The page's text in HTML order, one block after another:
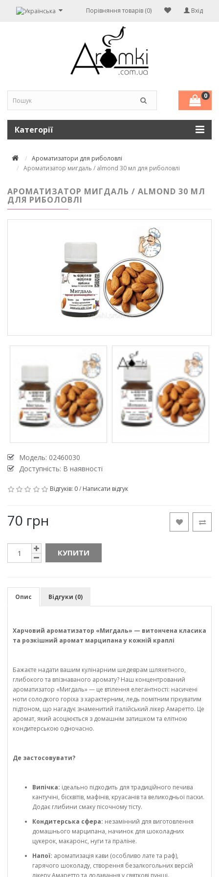
Вхід
Порівняння товарів (0)
0
Категорії
Ароматизатори для риболовлі
Ароматизатор мигдаль / almond 30 мл для риболовлі
АРОМАТИЗАТОР МИГДАЛЬ / ALMOND 30 МЛ
ДЛЯ РИБОЛОВЛІ
Модель: 02460030
Доступність: В наявності
Відгуків: 0/ Написати відгук
70 грн
КУПИТИ
Опис Відгуки (0)
Харчовий ароматизатор «Мигдаль» — витончена класика
та розкішний аромат марципана у кожній краплі
Бажаєте надати вашим кулінарним шедеврам шляхетного,
глибокого та впізнаваного аромату? Наш концентрований
ароматизатор «Мигдаль» — це втілення елегантності: насичені
ноти солодкого горіха з характерним, ледь помітним гіркуватим
підтоном, що нагадує знаменитий італійський лікер Амаретто. Це
аромат, який асоціюється з домашнім затишком та елітною
кондитерською одночасно.
Де застосовувати?
Випічка: ідеально підходить для традиційного печива
кантучіні, бісквітів, мафінів, круасанів та великодньої паски.
Додає глибини смаку пісочному тісту.
Кондитерська сфера: незамінний для виготовлення
домашнього марципана, начинок для шоколадних
цукерок, макаронс, нуги та праліне.
Напої: ароматизація кави (особливо лате та раф),
гарячого шоколаду, створення безалкогольних версій